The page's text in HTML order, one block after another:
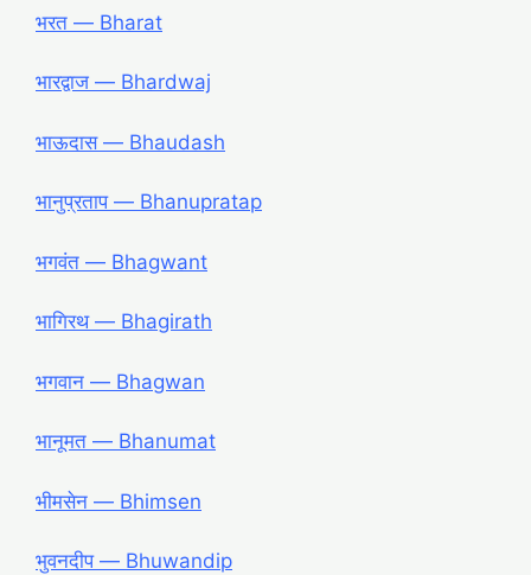
भरत — Bharat
भारद्वाज — Bhardwaj
भाऊदास — Bhaudash
भानुप्रताप — Bhanupratap
भगवंत — Bhagwant
भागिरथ — Bhagirath
भगवान — Bhagwan
भानूमत — Bhanumat
भीमसेन — Bhimsen
भुवनदीप — Bhuwandip